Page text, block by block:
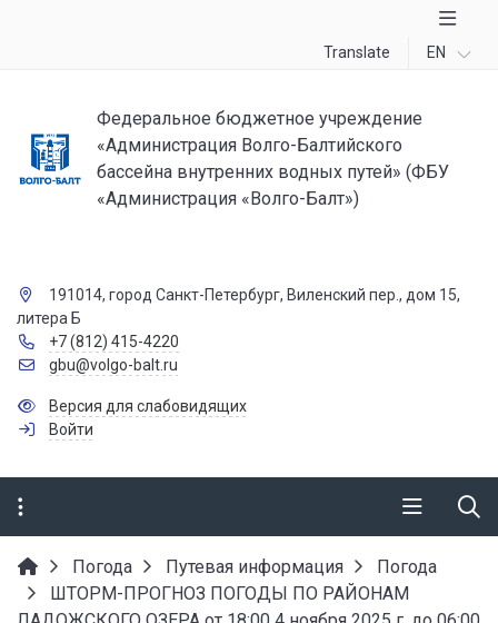
Translate EN
Федеральное бюджетное учреждение
«Администрация Волго-Балтийского
бассейна внутренних водных путей» (ФБУ
«Администрация «Волго-Балт»)
191014, город Санкт-Петербург, Виленский пер., дом 15,
литера Б
+7 (812) 415-4220
gbu@volgo-balt.ru
Версия для слабовидящих
Войти
Погода Путевая информация
Погода
ШТОРМ-ПРОГНОЗ ПОГОДЫ ПО РАЙОНАМ